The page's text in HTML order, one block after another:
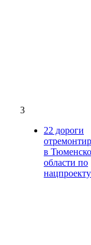
3
22 дороги
в
области по
нацпроекту